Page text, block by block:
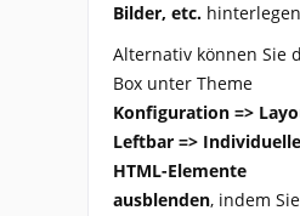
Bilder, etc.
Alternativ können Sie
Box unter Theme
Konfiguration =>
Leftbar => Individuelle
HTML-Elemente
ausblenden, indem